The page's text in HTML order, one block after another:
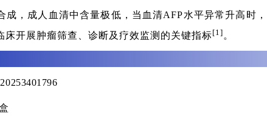
成，成人血清中含量极低，当血清AFP水平异常升高时
床开展肿瘤筛查、诊断及疗效监测的关键指标[1] 。